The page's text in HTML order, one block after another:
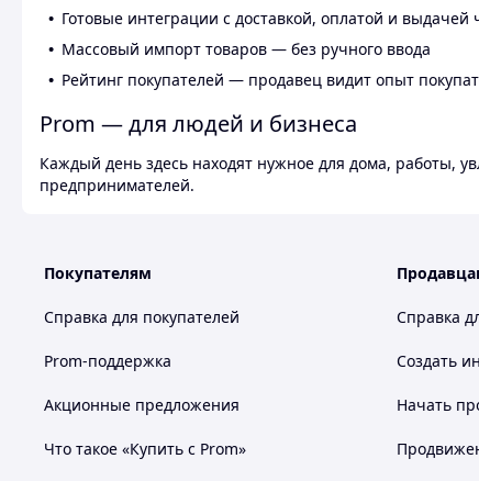
Готовые интеграции с доставкой, оплатой и выдачей
Массовый импорт товаров — без ручного ввода
Рейтинг покупателей — продавец видит опыт
Prom — для людей и бизнеса
Каждый день здесь находят нужное для дома, работы,
предпринимателей.
Покупателям
Справка для покупателей
Prom-поддержка
Акционные предложения
Что такое «Купить с Prom»
Справка
Создать
Начать